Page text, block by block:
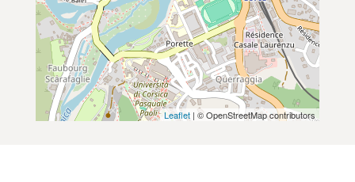
Leaflet | © OpenStreetMap contributors